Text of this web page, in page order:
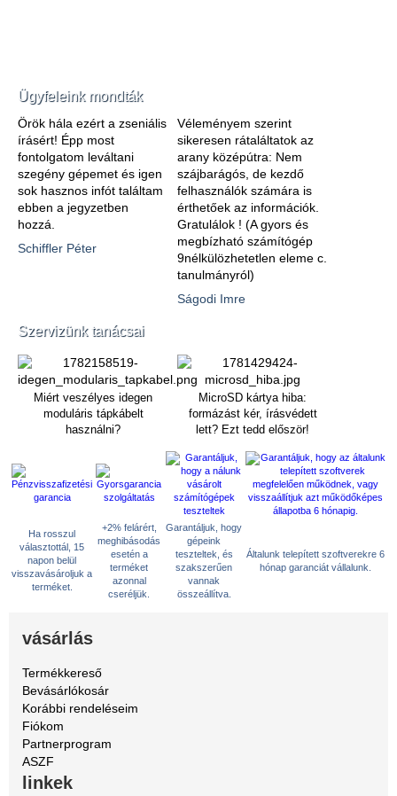
Ügyfeleink mondták
Örök hála ezért a zseniális
írásért! Épp most
fontolgatom leváltani
szegény gépemet és igen
sok hasznos infót találtam
ebben a jegyzetben
hozzá.
Schiffler Péter
Véleményem szerint
sikeresen rátaláltatok az
arany középútra: Nem
szájbarágós, de kezdő
felhasználók számára is
érthetőek az információk.
Gratulálok ! (A gyors és
megbízható számítógép
9nélkülözhetetlen eleme c.
tanulmányról)
Ságodi Imre
Szervizünk tanácsai
Miért veszélyes idegen
moduláris tápkábelt
használni?
MicroSD kártya hiba:
formázást kér, írásvédett
lett? Ezt tedd először!
Ha rosszul
választottál, 15
napon belül
visszavásároljuk a
terméket.
+2% felárért,
meghibásodás
esetén a
terméket
azonnal
cseréljük.
Garantáljuk, hogy
gépeink
teszteltek, és
szakszerűen
vannak
összeállítva.
Általunk telepített szoftverekre 6
hónap garanciát vállalunk.
vásárlás
Termékkereső
Bevásárlókosár
Korábbi rendeléseim
Fiókom
Partnerprogram
ASZF
linkek